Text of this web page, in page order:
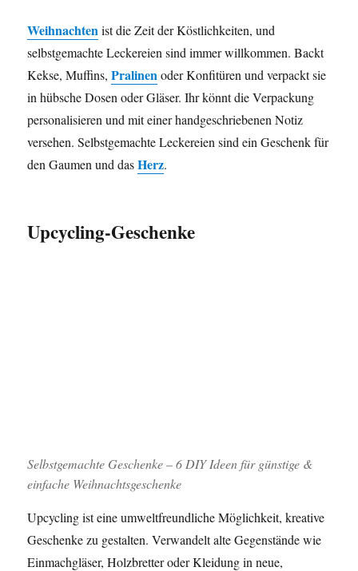
Weihnachtenist die Zeit der Köstlichkeiten, und
selbstgemachte Leckereien sind immer willkommen. Backt
Kekse, Muffins,Pralinenoder Konfitüren und verpackt sie
in hübsche Dosen oder Gläser. Ihr könnt die Verpackung
personalisieren und mit einer handgeschriebenen Notiz
versehen. Selbstgemachte Leckereien sind ein Geschenk für
den Gaumen und dasHerz.
Upcycling-Geschenke
Selbstgemachte Geschenke – 6 DIY Ideen für günstige &
einfache Weihnachtsgeschenke
Upcycling ist eine umweltfreundliche Möglichkeit, kreative
Geschenke zu gestalten. Verwandelt alte Gegenstände wie
Einmachgläser, Holzbretter oder Kleidung in neue,